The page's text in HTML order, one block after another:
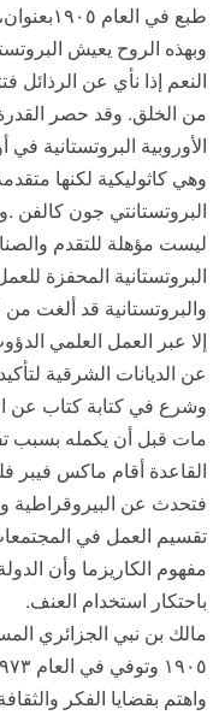
طبع في
وبهذه الروح يعيش
النعم إذا نأي عن الرذائل
من الخلق. وقد حصر
الأوروبية البروتستانية
وهي كاثوليكية لكنها
البروتستانتي جون
ليست مؤهلة للتقدم
البروتستانية المحفزة
والبروتستانية قد ألغت
إلا عبر العمل العلمي
عن الديانات الشرقية
وشرع في كتابة كتاب عن
مات قبل أن يكمله بسبب
القاعدة أقام ماكس فيبر
فتحدث عن البيروقراطية و
تقسيم العمل في
مفهوم الكاريزما وأن
باحتكار استخدام العنف.
مالك بن نبي الجزائري
واهتم بقضايا الفكر